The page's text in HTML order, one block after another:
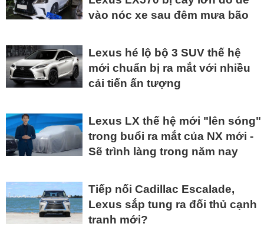
vào nóc xe sau đêm mưa bão
Lexus hé lộ bộ 3 SUV thế hệ
mới chuẩn bị ra mắt với nhiều
cải tiến ấn tượng
Lexus LX thế hệ mới "lên sóng"
trong buổi ra mắt của NX mới -
Sẽ trình làng trong năm nay
Tiếp nối Cadillac Escalade,
Lexus sắp tung ra đối thủ cạnh
tranh mới?